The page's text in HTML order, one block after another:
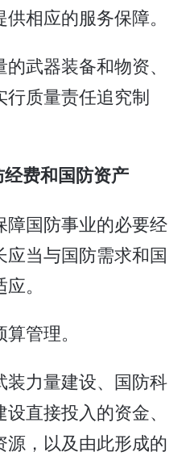
相应的服务保障。
武器装备和物资、
质量责任追究制
费和国防资产
国防事业的必要经
当与国防需求和国
。
管理。
力量建设、国防科
直接投入的资金、
，以及由此形成的